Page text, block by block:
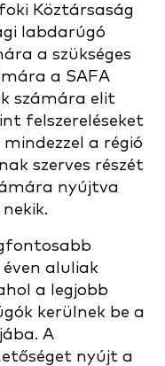
Köztársaság
labdarúgó
a szükséges
a SAFA
számára elit
felszereléseket
a régió
szerves részét
nyújtva
éven aluliak
a legjobb
kerülnek be a
A
nyújt a